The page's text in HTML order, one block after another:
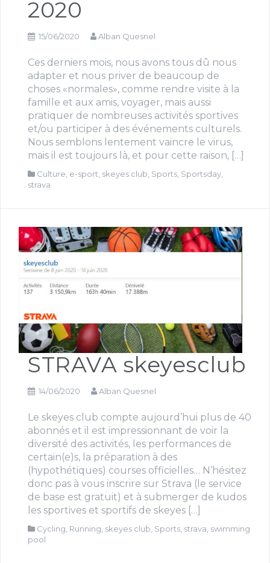
2020
15/06/2020 Alban Quesnel
Ces derniers mois, nous avons tous dû nous
adapter et nous priver de beaucoup de
choses «normales», comme rendre visite à la
famille et aux amis, voyager, mais aussi
pratiquer de nombreuses activités sportives
et/ou participer à des événements culturels.
Nous semblons lentement vaincre le virus,
mais il est toujours là, et pour cette raison, […]
Culture e-sport skeyes club Sports Sportsday
strava
STRAVA skeyesclub
14/06/2020 Alban Quesnel
Le skeyes club compte aujourd’hui plus de 40
abonnés et il est impressionnant de voir la
diversité des activités, les performances de
certain(e)s, la préparation à des
(hypothétiques) courses officielles… N’hésitez
donc pas à vous inscrire sur Strava (le service
de base est gratuit) et à submerger de kudos
les sportives et sportifs de skeyes […]
Cycling Running skeyes club Sports strava swimming
pool